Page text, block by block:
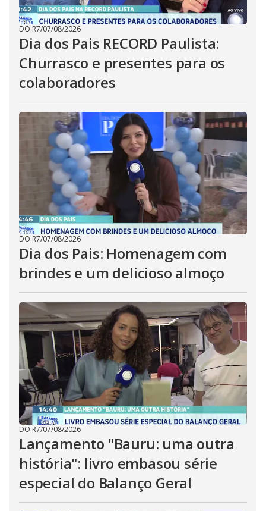
DO R7/07/08/2026
Dia dos Pais RECORD Paulista:
Churrasco e presentes para os
colaboradores
DO R7/07/08/2026
Dia dos Pais: Homenagem com
brindes e um delicioso almoço
DO R7/07/08/2026
Lançamento "Bauru: uma outra
história": livro embasou série
especial do Balanço Geral